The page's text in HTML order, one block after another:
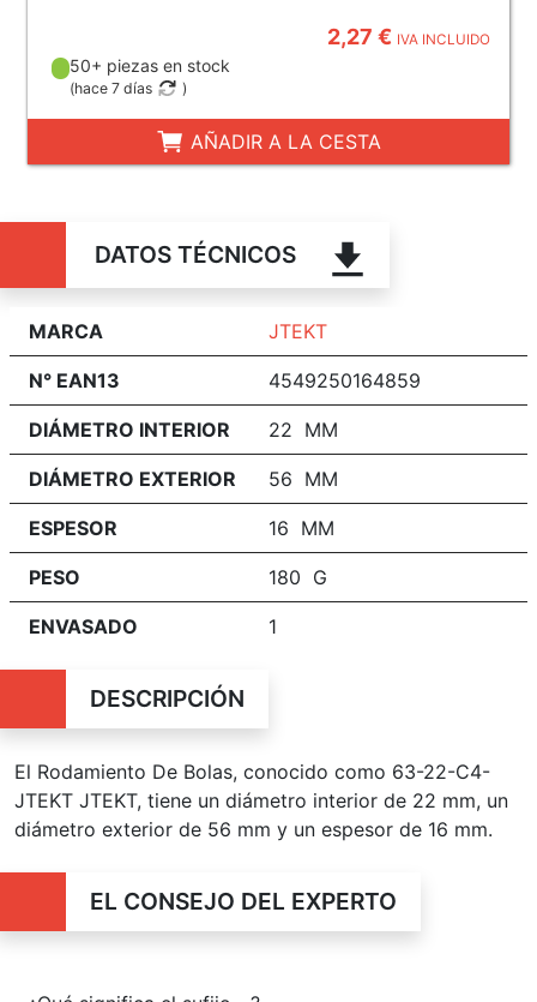
2,27 € IVA INCLUIDO
50+ piezas en stock
(hace 7 días )
AÑADIR A LA CESTA
DATOS TÉCNICOS
MARCA JTEKT
N° EAN13 4549250164859
DIÁMETRO INTERIOR 22 MM
DIÁMETRO EXTERIOR 56 MM
ESPESOR 16 MM
PESO 180 G
ENVASADO 1
DESCRIPCIÓN
El Rodamiento De Bolas, conocido como 63-22-C4-
JTEKT JTEKT, tiene un diámetro interior de 22 mm, un
diámetro exterior de 56 mm y un espesor de 16 mm.
EL CONSEJO DEL EXPERTO